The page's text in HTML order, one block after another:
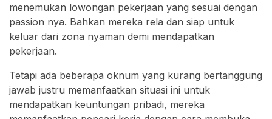
menemukan lowongan pekerjaan yang sesuai dengan
passion nya. Bahkan mereka rela dan siap untuk
keluar dari zona nyaman demi mendapatkan
pekerjaan.
Tetapi ada beberapa oknum yang kurang bertanggung
jawab justru memanfaatkan situasi ini untuk
mendapatkan keuntungan pribadi, mereka